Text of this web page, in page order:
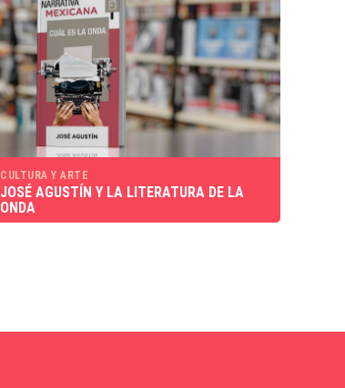
CULTURA Y ARTE
JOSÉ AGUSTÍN Y LA LITERATURA DE LA
ONDA